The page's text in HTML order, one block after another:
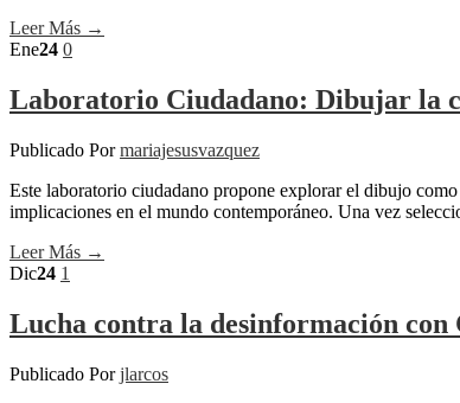
Leer Más →
Ene24 0
Laboratorio Ciudadano: Dibujar la
Publicado Pormariajesusvazquez
Este laboratorio ciudadano propone explorar el dibujo
implicaciones en el mundo contemporáneo. Una vez
Leer Más →
Dic24 1
Lucha contra la desinformación
Publicado Porjlarcos